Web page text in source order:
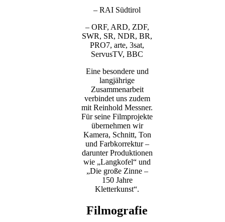
– RAI Südtirol
– ORF, ARD, ZDF,
SWR, SR, NDR, BR,
PRO7, arte, 3sat,
ServusTV, BBC
Eine besondere und
langjährige
Zusammenarbeit
verbindet uns zudem
mit Reinhold Messner.
Für seine Filmprojekte
übernehmen wir
Kamera, Schnitt, Ton
und Farbkorrektur –
darunter Produktionen
wie „Langkofel“ und
„Die große Zinne –
150 Jahre
Kletterkunst“.
Filmografie